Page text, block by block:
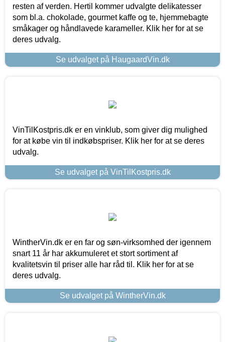
resten af verden. Hertil kommer udvalgte delikatesser
som bl.a. chokolade, gourmet kaffe og te, hjemmebagte
småkager og håndlavede karameller. Klik her for at se
deres udvalg.
Se udvalget på HaugaardVin.dk
VinTilKostpris.dk er en vinklub, som giver dig mulighed
for at købe vin til indkøbspriser. Klik her for at se deres
udvalg.
Se udvalget på VinTilKostpris.dk
WintherVin.dk er en far og søn-virksomhed der igennem
snart 11 år har akkumuleret et stort sortiment af
kvalitetsvin til priser alle har råd til. Klik her for at se
deres udvalg.
Se udvalget på WintherVin.dk